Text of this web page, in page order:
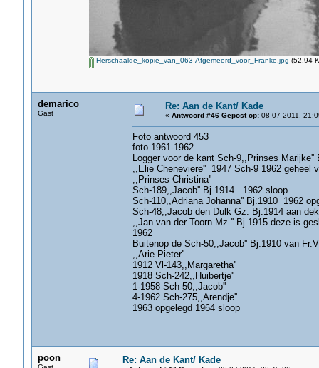
Herschaalde_kopie_van_063-Afgemeerd_voor_Franke.jpg (52.94
demarico
Gast
Re: Aan de Kant/ Kade
« Antwoord #46 Gepost op:08-07-2011,
Foto antwoord 453
foto 1961-1962
Logger voor de kant Sch-9,,Prinses Marijke''
,,Elie Cheneviere'' 1947 Sch-9 1962 geheel
,,Prinses Christina''
Sch-189,,Jacob'' Bj.1914 1962 sloop
Sch-110,,Adriana Johanna'' Bj.1910 1962
Sch-48,,Jacob den Dulk Gz. Bj.1914 aan
,,Jan van der Toorn Mz.'' Bj.1915 deze is
1962
Buitenop de Sch-50,,Jacob'' Bj.1910 van
,,Arie Pieter''
1912 Vl-143,,Margaretha''
1918 Sch-242,,Huibertje''
1-1958 Sch-50,,Jacob''
4-1962 Sch-275,,Arendje''
1963 opgelegd 1964 sloop
poon Re: Aan de Kant/ Kade